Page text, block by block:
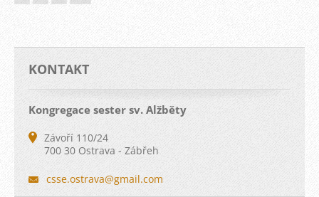
KONTAKT
Kongregace sester sv. Alžběty
Závoří 110/24
700 30 Ostrava - Zábřeh
csse.ostrava@gmail.com